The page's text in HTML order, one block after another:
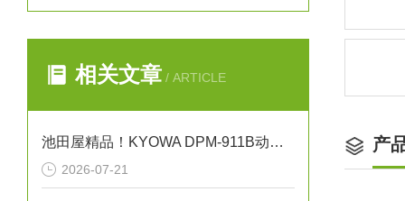
相关文章 / ARTICLE
池田屋精品！KYOWA DPM-911B动态应变测量仪
2026-07-21
产